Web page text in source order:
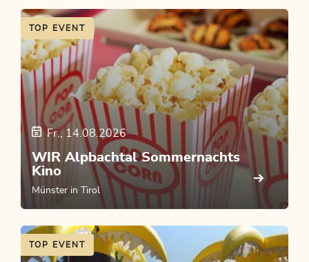
TOP EVENT
Fr., 14.08.2026
WIR Alpbachtal Sommernachts
Kino
Münster in Tirol
TOP EVENT